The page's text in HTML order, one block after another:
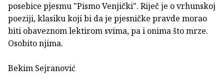
posebice pjesmu "Pismo Venjički". Riječ je o vrhunskoj
poeziji, klasiku koji bi da je pjesničke pravde morao
biti obaveznom lektirom svima, pa i onima što mrze.
Osobito njima.
Bekim Sejranović